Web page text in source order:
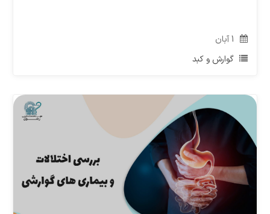
آبان
گوارش و کبد